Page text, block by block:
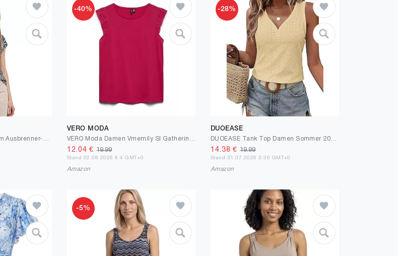
-40%
VERO MODA
12.04 €19.99
Stand 02.08.2026 6:4 GMT+0
Amazon
-28%
DUOEASE
14.38 €19.99
Stand 31.07.2026 3:36 GMT+0
Amazon
-5%